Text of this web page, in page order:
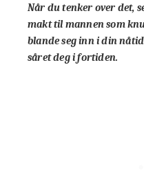
Når du tenker over det,
makt til mannen som
blande seg inn i din
såret deg i fortiden.